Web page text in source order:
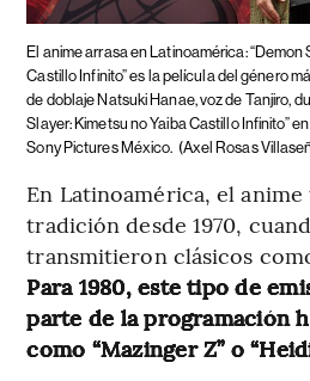
El anime arrasa en Latinoamérica: “Demon
Castillo Infinito” es la película del género
de doblaje Natsuki Hanae, voz de Tanjiro,
Slayer: Kimetsu no Yaiba Castillo Infinito”
Sony Pictures México. (Axel Rosas
En Latinoamérica, el
tradición desde 1970,
transmitieron clásicos
Para 1980, este tipo de
parte de la programación
como “Mazinger Z” o